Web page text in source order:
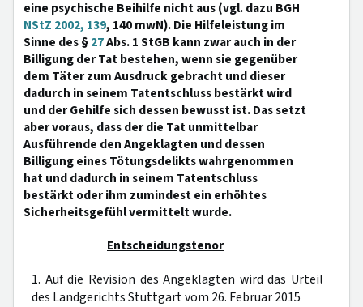
eine psychische Beihilfe nicht aus (vgl. dazu BGH
NStZ 2002, 139, 140 mwN). Die Hilfeleistung im
Sinne des §27Abs. 1 StGB kann zwar auch in der
Billigung der Tat bestehen, wenn sie gegenüber
dem Täter zum Ausdruck gebracht und dieser
dadurch in seinem Tatentschluss bestärkt wird
und der Gehilfe sich dessen bewusst ist. Das setzt
aber voraus, dass der die Tat unmittelbar
Ausführende den Angeklagten und dessen
Billigung eines Tötungsdelikts wahrgenommen
hat und dadurch in seinem Tatentschluss
bestärkt oder ihm zumindest ein erhöhtes
Sicherheitsgefühl vermittelt wurde.
Entscheidungstenor
1. Auf die Revision des Angeklagten wird das Urteil
des Landgerichts Stuttgart vom 26. Februar 2015